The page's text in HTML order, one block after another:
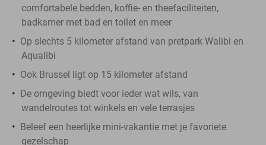
comfortabele bedden, koffie- en theefaciliteiten,
badkamer met bad en toilet en meer
Op slechts 5 kilometer afstand van pretpark Walibi en
Aqualibi
Ook Brussel ligt op 15 kilometer afstand
De omgeving biedt voor ieder wat wils, van
wandelroutes tot winkels en vele terrasjes
Beleef een heerlijke mini-vakantie met je favoriete
gezelschap